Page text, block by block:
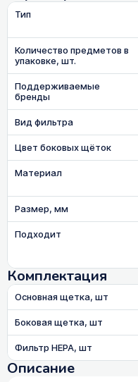
Тип
Количество предметов в
упаковке, шт.
Поддерживаемые
бренды
Вид фильтра
Цвет боковых щёток
Материал
Размер, мм
Подходит
Комплектация
Основная щетка, шт
Боковая щетка, шт
Фильтр HEPA, шт
Описание